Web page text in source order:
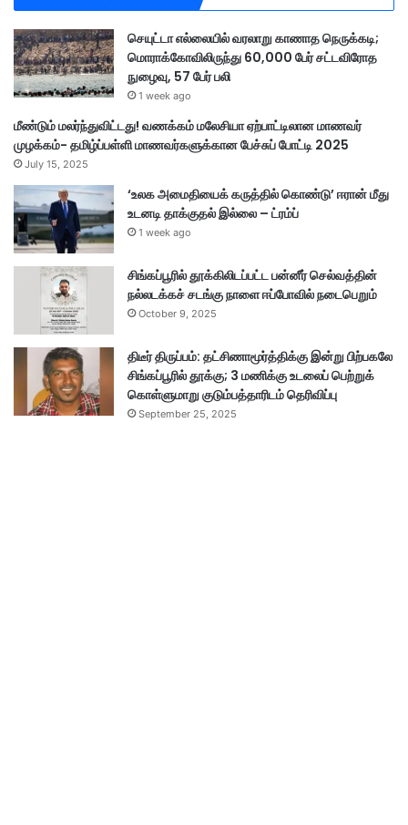
ச
ர்
செயுட்டா எல்லையில் வரலாறு காணாத நெருக்கடி;
மொராக்கோவிலிருந்து 60,000 பேர் சட்டவிரோத
நுழைவு, 57 பேர் பலி
1 week ago
மீண்டும் மலர்ந்துவிட்டது! வணக்கம் மலேசியா ஏற்பாட்டிலான மாணவர்
முழக்கம்- தமிழ்ப்பள்ளி மாணவர்களுக்கான பேச்சுப் போட்டி 2025
July 15, 2025
‘உலக அமைதியைக் கருத்தில் கொண்டு’ ஈரான் மீது
உடனடி தாக்குதல் இல்லை – ட்ரம்ப்
1 week ago
சிங்கப்பூரில் தூக்கிலிடப்பட்ட பன்னீர் செல்வத்தின்
நல்லடக்கச் சடங்கு நாளை ஈப்போவில் நடைபெறும்
October 9, 2025
திடீர் திருப்பம்: தட்சிணாமூர்த்திக்கு இன்று பிற்பகலே
சிங்கப்பூரில் தூக்கு; 3 மணிக்கு உடலைப் பெற்றுக்
கொள்ளுமாறு குடும்பத்தாரிடம் தெரிவிப்பு
September 25, 2025